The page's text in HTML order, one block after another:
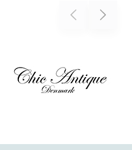
Previous Next